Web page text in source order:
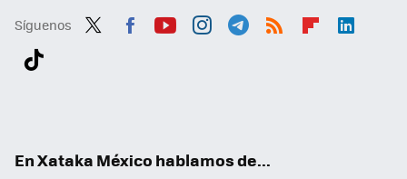
Síguenos
En Xataka México hablamos de...